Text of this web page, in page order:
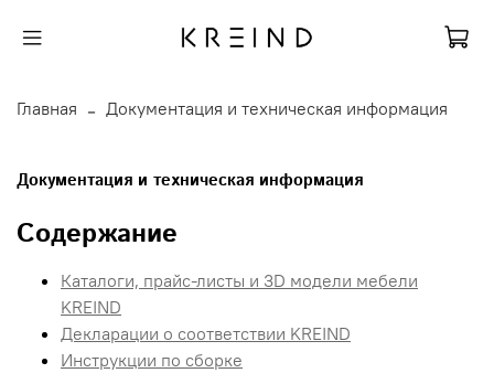
Главная Документация и техническая информация
Документация и техническая информация
Содержание
Каталоги, прайс-листы и 3D модели мебели
KREIND
Декларации о соответствии KREIND
Инструкции по сборке